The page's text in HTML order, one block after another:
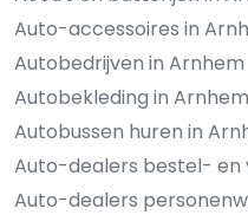
Auto-accessoires in
Autobedrijven in Arnhem
Autobekleding in Arnhem
Autobussen huren in
Auto-dealers bestel- en
Auto-dealers